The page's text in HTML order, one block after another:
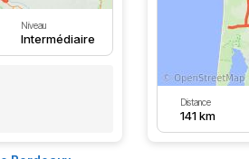
Niveau
Intermédiaire
Distance
141 km